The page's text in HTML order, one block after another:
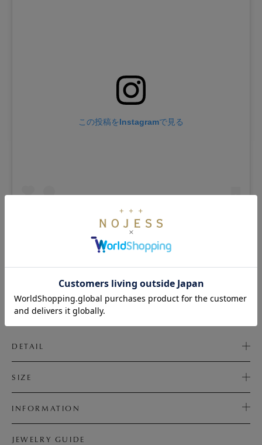
この投稿をInstagramで見る
NOJESS(ノジェス)(@nojess_official)がシェアした投稿
INSTAGRAM LIVEの商品紹介動画を見る
DETAIL
SIZE
INFORMATION
JEWELRY GUIDE